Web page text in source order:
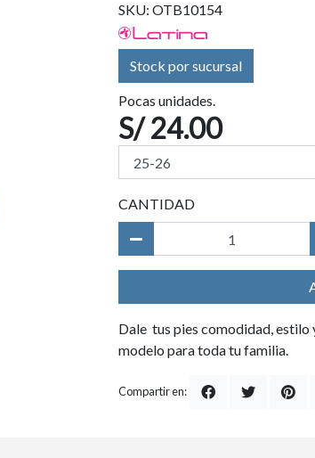
SKU: OTB10154
Stock por sucursal
Pocas unidades.
S/ 24.00
CANTIDAD
Dale tus pies comodidad, estilo
modelo para toda tu familia.
Compartir en: